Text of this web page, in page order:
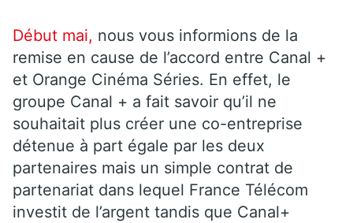
Début mai, nous vous informions de la
remise en cause de l’accord entre Canal +
et Orange Cinéma Séries. En effet, le
groupe Canal + a fait savoir qu’il ne
souhaitait plus créer une co-entreprise
détenue à part égale par les deux
partenaires mais un simple contrat de
partenariat dans lequel France Télécom
investit de l’argent tandis que Canal+